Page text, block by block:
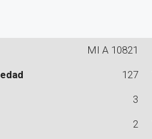
MI A 10821
127
3
2